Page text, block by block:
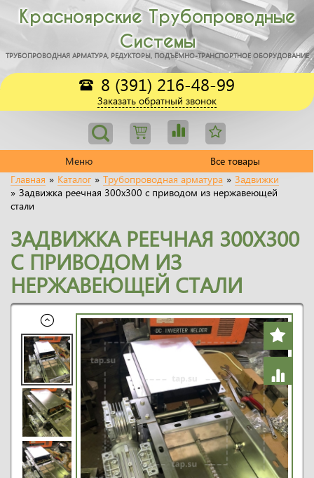
Красноярские Трубопроводные
Системы
ТРУБОПРОВОДНАЯ АРМАТУРА, РЕДУКТОРЫ, ПОДЪЁМНО-ТРАНСПОРТНОЕ ОБОРУДОВАНИЕ
8 (391) 216-48-99
Заказать обратный звонок
Меню
Все товары
Главная » Каталог » Трубопроводная арматура » Задвижки
» Задвижка реечная 300x300 с приводом из нержавеющей
стали
ЗАДВИЖКА РЕЕЧНАЯ 300X300
С ПРИВОДОМ ИЗ
НЕРЖАВЕЮЩЕЙ СТАЛИ